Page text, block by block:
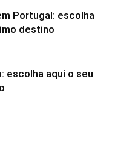
Portugal: escolha
destino
escolha aqui o seu